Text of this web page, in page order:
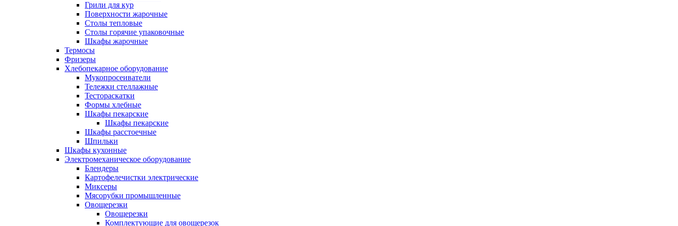
Грили для кур
Поверхности жарочные
Столы тепловые
Столы горячие упаковочные
Шкафы жарочные
Термосы
Фризеры
Хлебопекарное оборудование
Мукопросеиватели
Тележки стеллажные
Тестораскатки
Формы хлебные
Шкафы пекарские
Шкафы пекарские
Шкафы расстоечные
Шпильки
Шкафы кухонные
Электромеханическое оборудование
Блендеры
Картофелечистки электрические
Миксеры
Мясорубки промышленные
Овощерезки
Овощерезки
Комплектующие для овощерезок